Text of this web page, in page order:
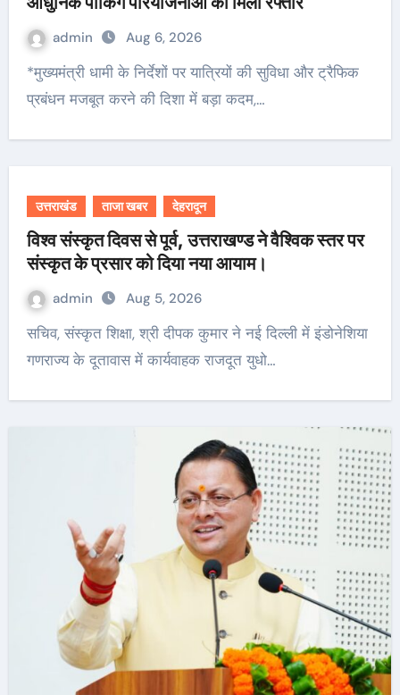
admin Aug 6, 2026
*मुख्यमंत्री धामी के निर्देशों पर यात्रियों की सुविधा और ट्रैफिक
प्रबंधन मजबूत करने की दिशा में बड़ा कदम,…
उत्तराखंड ताजा खबर देहरादून
विश्व संस्कृत दिवस से पूर्व, उत्तराखण्ड ने वैश्विक स्तर पर
संस्कृत के प्रसार को दिया नया आयाम।
admin Aug 5, 2026
सचिव, संस्कृत शिक्षा, श्री दीपक कुमार ने नई दिल्ली में इंडोनेशिया
गणराज्य के दूतावास में कार्यवाहक राजदूत युधो…